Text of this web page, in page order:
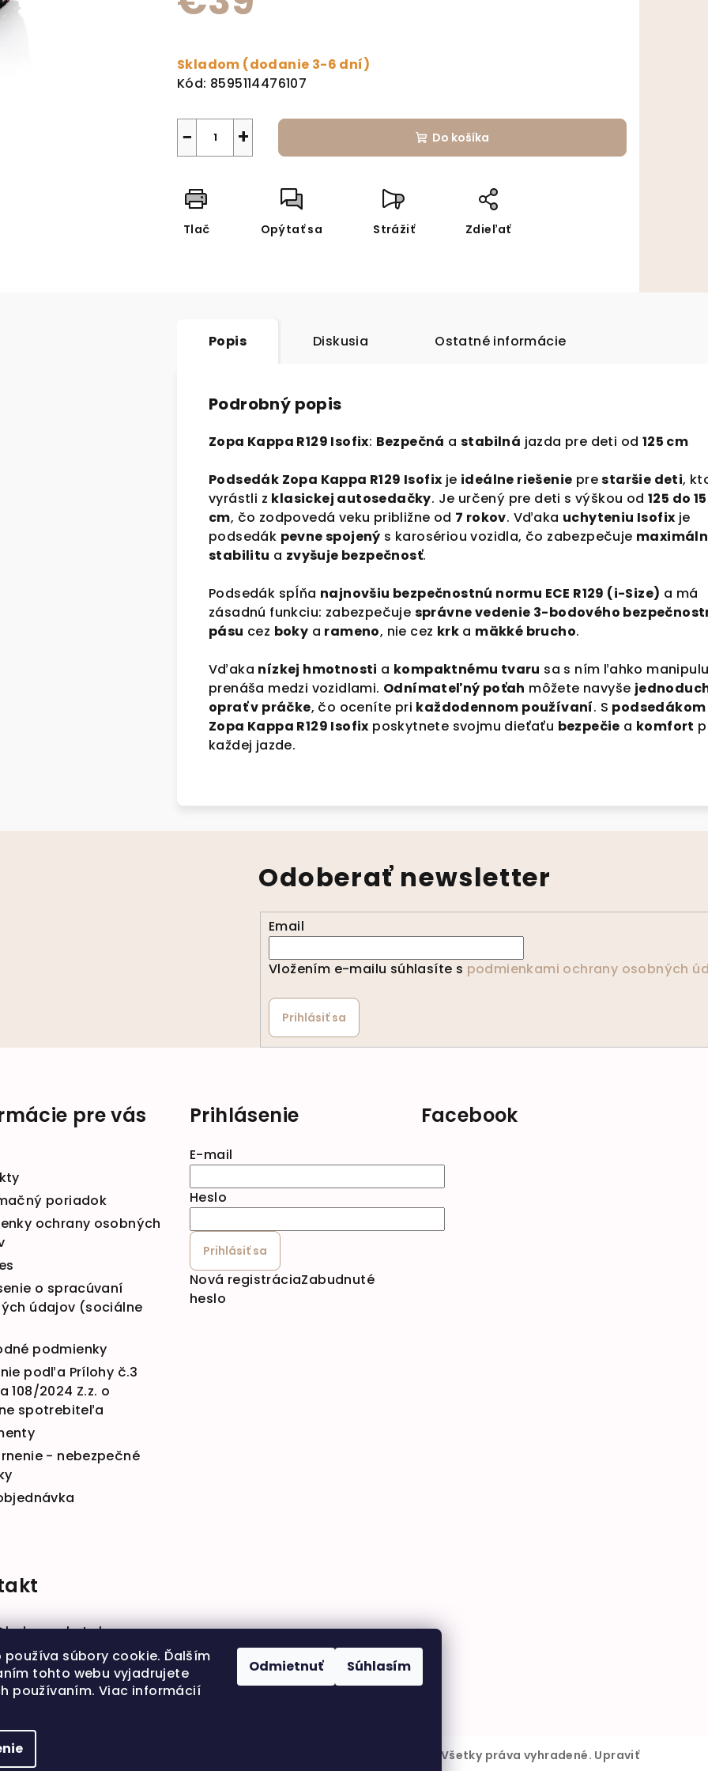
používa súbory cookie. Ďalším
tohto webu vyjadrujete
používaním. Viac informácií
Odmietnuť Súhlasím
Skladom (dodanie 3-6 dní)
Kód: 8595114476107
+
− Do košíka
Tlač Opýtať sa Strážiť Zdieľať
Popis Diskusia Ostatné informácie
Podrobný popis
Zopa Kappa R129 Isofix: Bezpečná astabilná jazda pre deti od 125 cm
Podsedák Zopa Kappa R129 Isofix je ideálne riešenie prestaršie deti,
vyrástli z klasickej autosedačky. Je určený pre deti s výškou od125 do
cm, čo zodpovedá veku približne od 7 rokov. Vďaka uchyteniu Isofix je
podsedák pevne spojený s karosériou vozidla, čo zabezpečuje
stabilitu a zvyšuje bezpečnosť.
Podsedák spĺňa najnovšiu bezpečnostnú normu ECE R129 (i-Size) a má
zásadnú funkciu: zabezpečuje správne vedenie 3-bodového
pásu cez boky a rameno, nie cez krk a mäkké brucho.
Vďaka nízkej hmotnosti a kompaktnému tvaru sa s ním ľahko
prenáša medzi vozidlami. Odnímateľný poťah môžete navyše
oprať v práčke, čo oceníte pri každodennom používaní. S podsedákom
Zopa Kappa R129 Isofix poskytnete svojmu dieťaťu bezpečie a komfort
každej jazde.
Odoberať newsletter
Email
Vložením e-mailu súhlasíte s podmienkami ochrany osobných
Prihlásiť sa
pre vás
poriadok
ochrany osobných
o spracúvaní
údajov (sociálne
podmienky
podľa Prílohy č.3
108/2024 Z.z. o
spotrebiteľa
- nebezpečné
Prihlásenie
E-mail
Heslo
Prihlásiť sa
Nová registráciaZabudnuté
heslo
Facebook
babymarket.sk
334 455
. Všetky práva vyhradené. Upraviť